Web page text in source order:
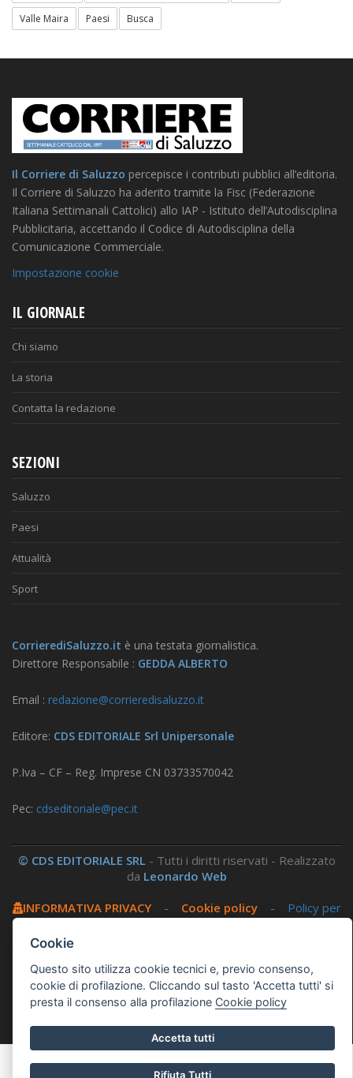
Valle Maira
Paesi Busca
Il Corriere di Saluzzo percepisce i contributi pubblici all’editoria.
Il Corriere di Saluzzo ha aderito tramite la Fisc (Federazione
Italiana Settimanali Cattolici) allo IAP - Istituto dell’Autodisciplina
Pubblicitaria, accettando il Codice di Autodisciplina della
Comunicazione Commerciale.
Impostazione cookie
IL GIORNALE
Chi siamo
La storia
Contatta la redazione
SEZIONI
Saluzzo
Paesi
Attualità
Sport
CorrierediSaluzzo.it è una testata giornalistica.
Direttore Responsabile : GEDDA ALBERTO
Email : redazione@corrieredisaluzzo.it
Editore: CDS EDITORIALE Srl Unipersonale
P.Iva – CF – Reg. Imprese CN 03733570042
Pec: cdseditoriale@pec.it
© CDS EDITORIALE SRL - Tutti i diritti riservati - Realizzato
da Leonardo Web
INFORMATIVA PRIVACY- Cookie policy- Policy per
i social-Amministrazione trasparente-
Area
Questo sito utilizza, nella versione per UTENTI CON
DISLESSIA,Biancoenero ®, una font italiana ad Alta
Cookie
Questo sito utilizza cookie tecnici e, previo consenso,
cookie di profilazione. Cliccando sul tasto 'Accetta tutti' si
presta il consenso alla profilazione Cookie policy
Accetta tutti
Rifiuta Tutti